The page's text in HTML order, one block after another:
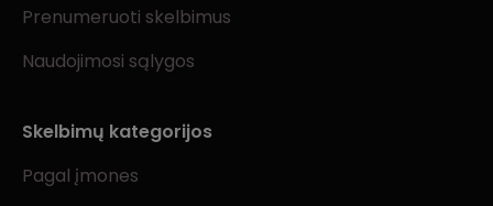
Prenumeruoti skelbimus
Naudojimosi sąlygos
Skelbimų kategorijos
Pagal įmones